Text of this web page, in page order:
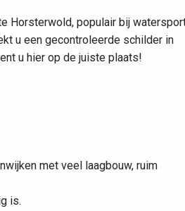
Horsterwold, populair bij
u een gecontroleerde schilder in
u hier op de juiste plaats!
met veel laagbouw, ruim
is.